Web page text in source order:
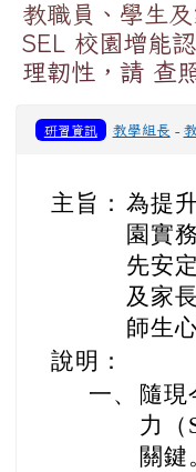
教職員、學生
SEL 校園增能
理韌性，請 查
研習資訊 教學組長 -
主旨： 為提
園實
先安
及家
師生
說明：
一、
隨現
力（
關鍵